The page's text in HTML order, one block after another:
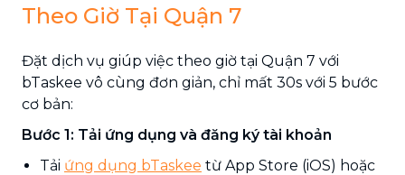
Theo Giờ Tại Quận 7
Đặt dịch vụ giúp việc theo giờ tại Quận 7 với
bTaskee vô cùng đơn giản, chỉ mất 30s với 5 bước
cơ bản:
Bước 1: Tải ứng dụng và đăng ký tài khoản
Tải ứng dụng bTaskee từ App Store (iOS) hoặc